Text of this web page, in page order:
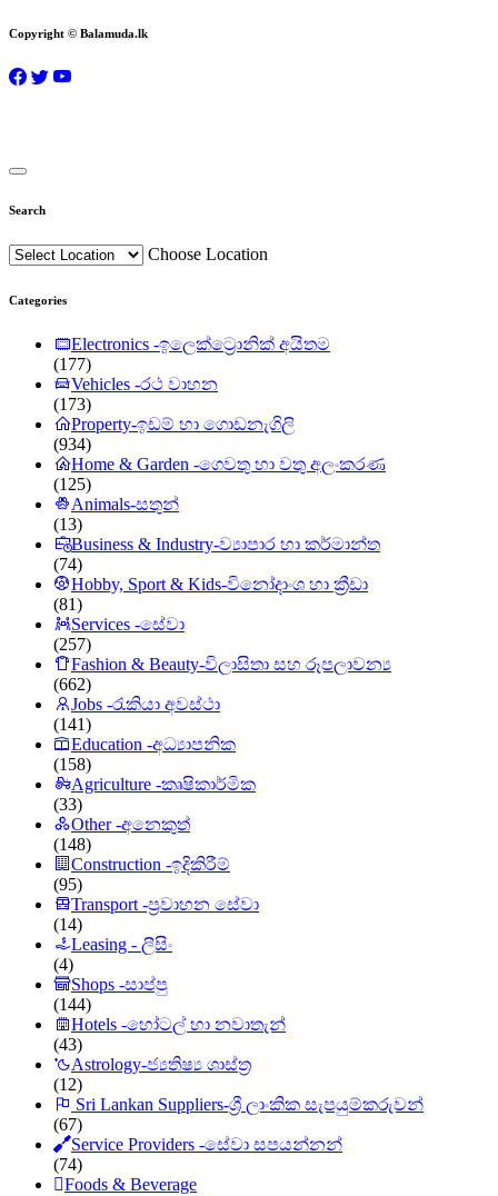
Copyright © Balamuda.lk
Search
Choose Location
Categories
Electronics -ඉලෙක්ට්‍රොනික් අයිතම
(177)
Vehicles -රථ වාහන
(173)
Property-ඉඩම් හා ගොඩනැගිලි
(934)
Home & Garden -ගෙවතු හා වතු අලංකරණ
(125)
Animals-සතුන්
(13)
Business & Industry-ව්‍යාපාර හා කර්මාන්ත
(74)
Hobby, Sport & Kids-විනෝදාංශ හා ක්‍රීඩා
(81)
Services -සේවා
(257)
Fashion & Beauty-විලාසිතා සහ රූපලාවන්‍ය
(662)
Jobs -රැකියා අවස්ථා
(141)
Education -අධ්‍යාපනික
(158)
Agriculture -කෘෂිකාර්මික
(33)
Other -අනෙකුත්
(148)
Construction -ඉදිකිරීම්
(95)
Transport -ප්‍රවාහන සේවා
(14)
Leasing - ලීසිං
(4)
Shops -සාප්පු
(144)
Hotels -හෝටල් හා නවාතැන්
(43)
Astrology-ජ්‍යතිෂ්‍ය ශාස්ත්‍ර
(12)
Sri Lankan Suppliers-ශ්‍රී ලාංකික සැපයුම්කරුවන්
(67)
Service Providers -සේවා සපයන්නන්
(74)
Foods & Beverage